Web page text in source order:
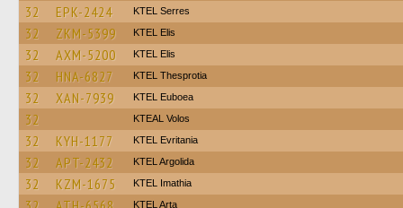
32 EPK-2424 KTEL Serres
32 ZKM-5399 KTEL Elis
32 AXM-5200 KTEL Elis
32 HNA-6827 KTEL Thesprotia
32 XAN-7939 ΚΤΕL Euboea
32 KTEAL Volos
32 KYH-1177 ΚΤΕL Evritania
32 APT-2432 KTEL Argolida
32 KZM-1675 KTEL Imathia
KTEL Arta